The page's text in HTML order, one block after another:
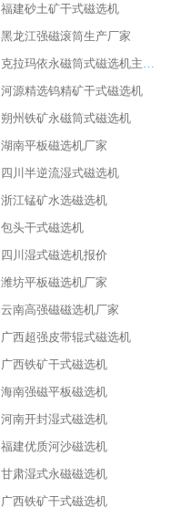
福建砂土矿干式磁选机
黑龙江强磁滚筒生产厂家
克拉玛依永磁筒式磁选机主要技术参数
河源精选钨精矿干式磁选机
朔州铁矿永磁筒式磁选机
湖南平板磁选机厂家
四川半逆流湿式磁选机
浙江锰矿水选磁选机
包头干式磁选机
四川湿式磁选机报价
潍坊平板磁选机厂家
云南高强磁磁选机厂家
广西超强皮带辊式磁选机
广西铁矿干式磁选机
海南强磁平板磁选机
河南开封湿式磁选机
福建优质河沙磁选机
甘肃湿式永磁磁选机
广西铁矿干式磁选机